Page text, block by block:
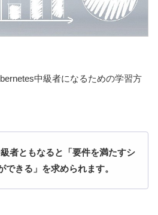
中級者になるための学習方
者ともなると「要件を満たすシ
できる」を求められます。